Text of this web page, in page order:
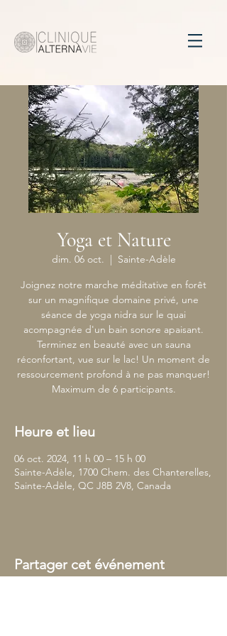
Yoga et Nature
dim. 06 oct.
  |
Sainte-Adèle
Joignez notre marche méditative en forêt
sur un magnifique domaine privé, une
séance de yoga nidra sur le quai
acompagnée d'un bain sonore apaisant.
Terminez en beauté avec un sauna
réconfortant, vue sur le lac! Un moment de
ressourcement profond à ne pas manquer!
Maximum de 6 participants.
Heure et lieu
06 oct. 2024, 11 h 00 – 15 h 00
Sainte-Adèle, 1700 Chem. des Chanterelles,
Sainte-Adèle, QC J8B 2V8, Canada
Partager cet événement